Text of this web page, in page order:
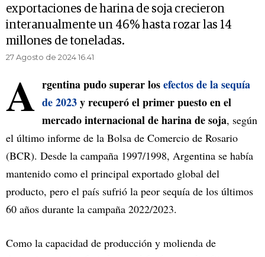
exportaciones de harina de soja crecieron
interanualmente un 46% hasta rozar las 14
millones de toneladas.
27 Agosto de 2024 16.41
A rgentina pudo superar losefectos de la sequía
de 2023y recuperó el primer puesto en el
mercado internacional de harina de soja, según
el último informe de la Bolsa de Comercio de Rosario
(BCR). Desde la campaña 1997/1998, Argentina se había
mantenido como el principal exportado global del
producto, pero el país sufrió la peor sequía de los últimos
60 años durante la campaña 2022/2023.
Como la capacidad de producción y molienda de